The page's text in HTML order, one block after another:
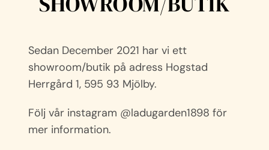
Sedan December 2021 har vi ett
showroom/butik på adress Hogstad
Herrgård 1, 595 93 Mjölby.
Följ vår instagram @ladugarden1898 för
mer information.